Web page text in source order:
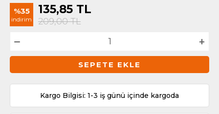
%35
indirim
135,85 TL
209,00TL
SEPETE EKLE
Kargo Bilgisi: 1-3 iş günü içinde kargoda